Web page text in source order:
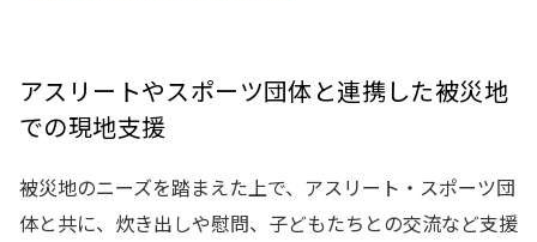
アスリートやスポーツ団体と連携した被災地
での現地支援
被災地のニーズを踏まえた上で、アスリート・スポーツ団
体と共に、炊き出しや慰問、子どもたちとの交流など支援